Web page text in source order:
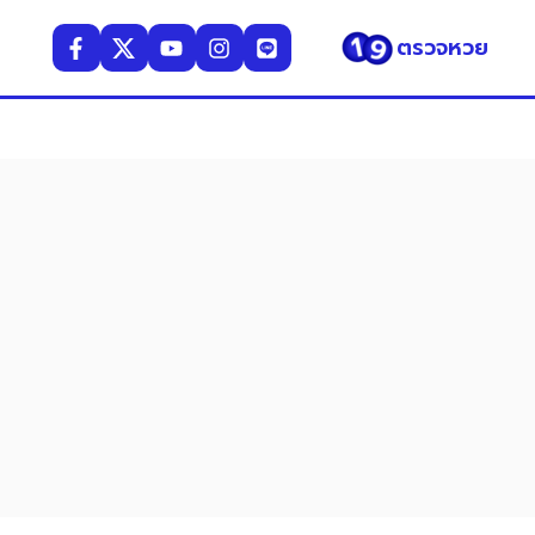
ตรวจหวย